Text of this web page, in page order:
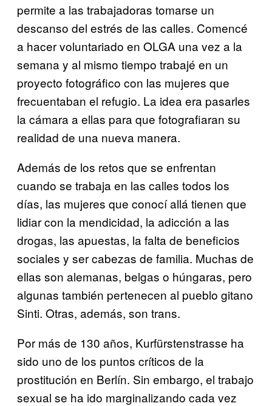
permite a las trabajadoras tomarse un
descanso del estrés de las calles. Comencé
a hacer voluntariado en OLGA una vez a la
semana y al mismo tiempo trabajé en un
proyecto fotográfico con las mujeres que
frecuentaban el refugio. La idea era pasarles
la cámara a ellas para que fotografiaran su
realidad de una nueva manera.
Además de los retos que se enfrentan
cuando se trabaja en las calles todos los
días, las mujeres que conocí allá tienen que
lidiar con la mendicidad, la adicción a las
drogas, las apuestas, la falta de beneficios
sociales y ser cabezas de familia. Muchas de
ellas son alemanas, belgas o húngaras, pero
algunas también pertenecen al pueblo gitano
Sinti. Otras, además, son trans.
Por más de 130 años, Kurfürstenstrasse ha
sido uno de los puntos críticos de la
prostitución en Berlín. Sin embargo, el trabajo
sexual se ha ido marginalizando cada vez